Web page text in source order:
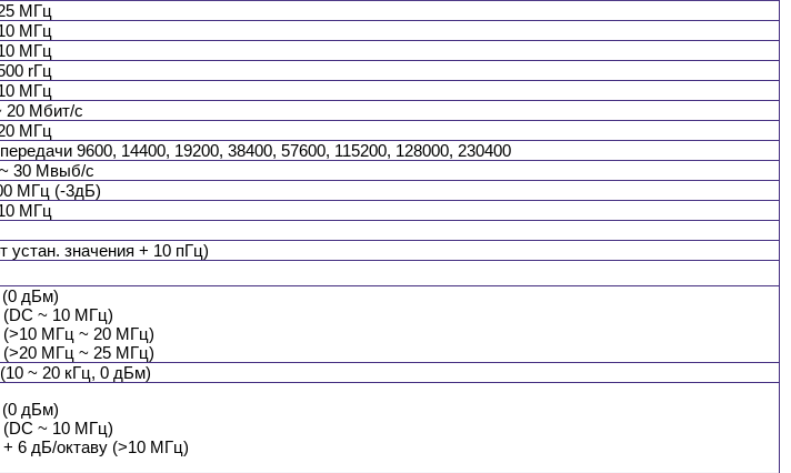
МГц
МГц
МГц
rГц
МГц
20 Мбит/с
МГц
9600, 14400, 19200, 38400, 57600, 115200, 128000, 230400
30 Мвыб/с
МГц (-3дБ)
МГц
устан. значения + 10 пГц)
(0 дБм)
~ 10 МГц)
(>10 МГц ~ 20 МГц)
(>20 МГц ~ 25 МГц)
~ 20 кГц, 0 дБм)
(0 дБм)
~ 10 МГц)
6 дБ/октаву (>10 МГц)